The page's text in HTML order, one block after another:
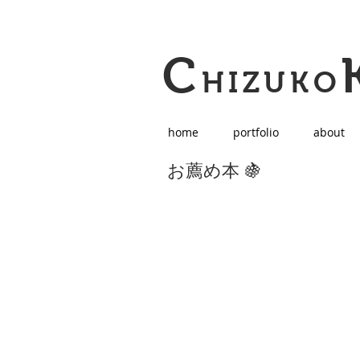
C HIZUKO
home portfolio about
お薦め本 🍇